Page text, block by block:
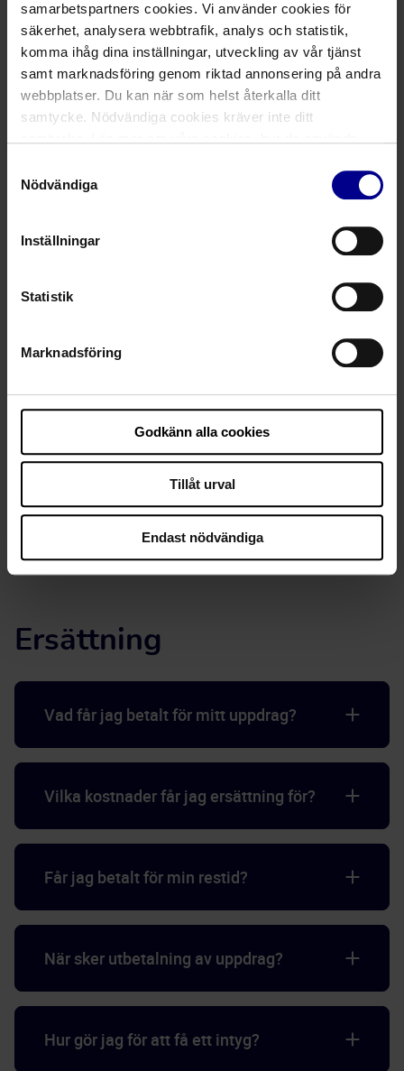
samarbetspartners cookies. Vi använder cookies för
säkerhet, analysera webbtrafik, analys och statistik,
komma ihåg dina inställningar, utveckling av vår tjänst
samt marknadsföring genom riktad annonsering på andra
webbplatser. Du kan när som helst återkalla ditt
samtycke. Nödvändiga cookies kräver inte ditt
Cookiepolicy
Nödvändiga
Inställningar
Statistik
Marknadsföring
Godkänn alla cookies
Tillåt urval
Endast nödvändiga
Vilka verktyg använder man som tolk
hos er?
Hur får jag fler uppdrag?
Mitt uppdrag har blivit avbokat. Hur
redovisar jag uppdraget?
När räknas det som en sen
Ersättning
Vad får jag betalt för mitt uppdrag?
Vilka kostnader får jag ersättning för?
Får jag betalt för min restid?
När sker utbetalning av uppdrag?
Hur gör jag för att få ett intyg?